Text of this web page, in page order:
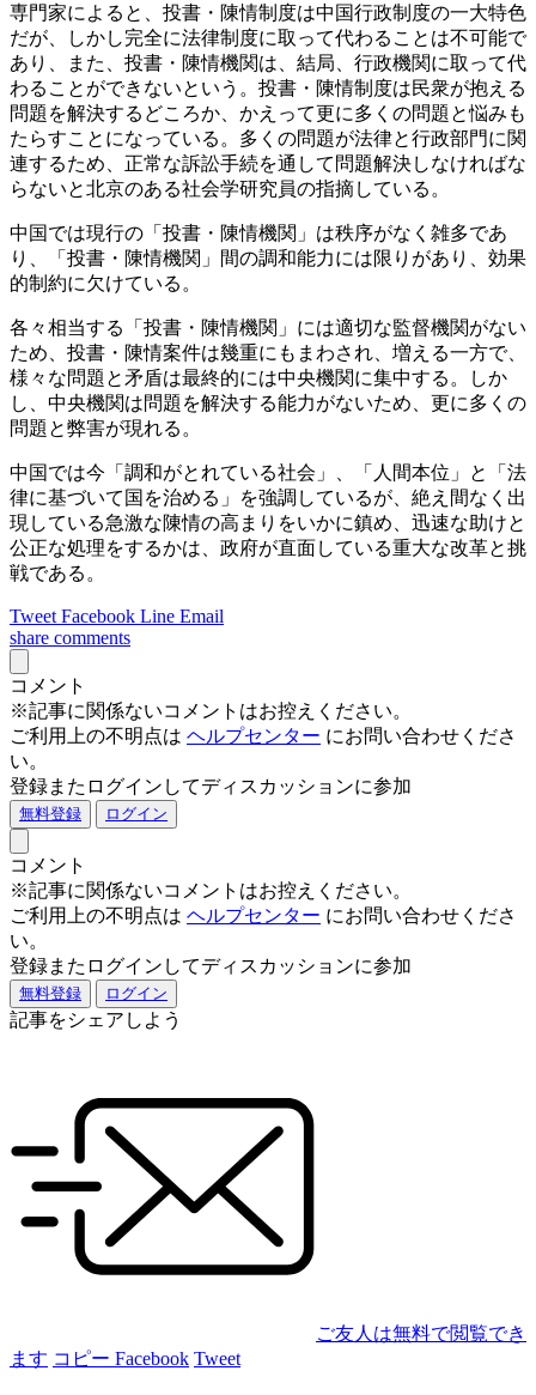
専門家によると、投書・陳情制度は中国行政制度の一大特色
だが、しかし完全に法律制度に取って代わることは不可能で
あり、また、投書・陳情機関は、結局、行政機関に取って代
わることができないという。投書・陳情制度は民衆が抱える
問題を解決するどころか、かえって更に多くの問題と悩みも
たらすことになっている。多くの問題が法律と行政部門に関
連するため、正常な訴訟手続を通して問題解決しなければな
らないと北京のある社会学研究員の指摘している。
中国では現行の「投書・陳情機関」は秩序がなく雑多であ
り、「投書・陳情機関」間の調和能力には限りがあり、効果
的制約に欠けている。
各々相当する「投書・陳情機関」には適切な監督機関がない
ため、投書・陳情案件は幾重にもまわされ、増える一方で、
様々な問題と矛盾は最終的には中央機関に集中する。しか
し、中央機関は問題を解決する能力がないため、更に多くの
問題と弊害が現れる。
中国では今「調和がとれている社会」、「人間本位」と「法
律に基づいて国を治める」を強調しているが、絶え間なく出
現している急激な陳情の高まりをいかに鎮め、迅速な助けと
公正な処理をするかは、政府が直面している重大な改革と挑
戦である。
Tweet Facebook Line Email
share comments
コメント
※記事に関係ないコメントはお控えください。
ご利用上の不明点は ヘルプセンター にお問い合わせくださ
い。
登録またログインしてディスカッションに参加
無料登録 ログイン
コメント
※記事に関係ないコメントはお控えください。
ご利用上の不明点は ヘルプセンター にお問い合わせくださ
い。
登録またログインしてディスカッションに参加
無料登録 ログイン
記事をシェアしよう
ご友人は無料で閲覧でき
ます コピー Facebook Tweet